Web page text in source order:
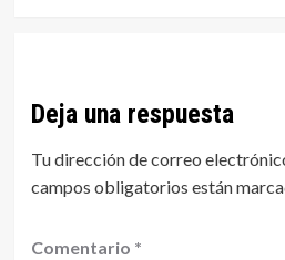
Deja una respuesta
Tu dirección de correo
campos obligatorios están
Comentario *